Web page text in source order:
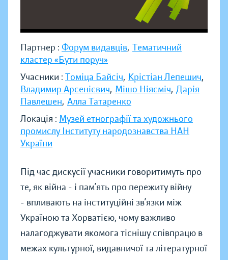
Партнер : Форум видавців, Тематичний
кластер «Бути поруч»
Учасники : Томіца Байсіч, Крістіан Лепешич,
Владимир Арсенієвич, Мішо Ніясміч, Дарія
Павлешен, Алла Татаренко
Локація : Музей етнографії та художнього
промислу Інституту народознавства НАН
України
Під час дискусії учасники говоритимуть про
те, як війна - і пам’ять про пережиту війну
- впливають на інституційні зв’язки між
Україною та Хорватією, чому важливо
налагоджувати якомога тіснішу співпрацю в
межах культурної, видавничої та літературної